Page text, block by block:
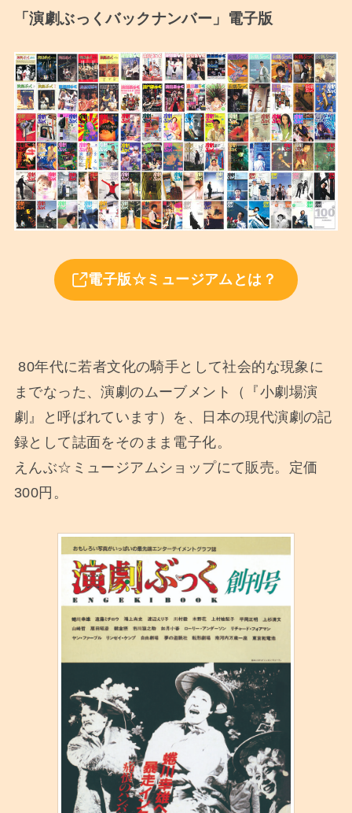
「演劇ぶっくバックナンバー」電子版
電子版☆ミュージアムとは？
80年代に若者文化の騎手として社会的な現象に
までなった、演劇のムーブメント（『小劇場演
劇』と呼ばれています）を、日本の現代演劇の記
録として誌面をそのまま電子化。
えんぶ☆ミュージアムショップにて販売。定価
300円。